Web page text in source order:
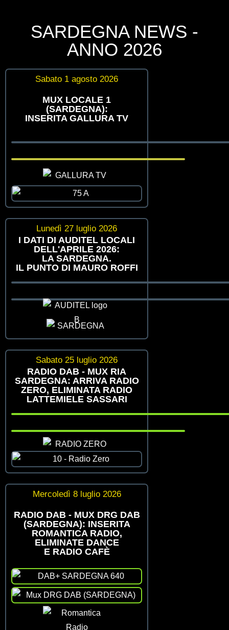
SARDEGNA NEWS -
ANNO 2026
Sabato 1 agosto 2026
MUX LOCALE 1
(SARDEGNA):
INSERITA GALLURA TV
Lunedì 27 luglio 2026
I DATI DI AUDITEL LOCALI
DELL'APRILE 2026:
LA SARDEGNA.
IL PUNTO DI MAURO ROFFI
Sabato 25 luglio 2026
RADIO DAB - MUX RIA
SARDEGNA: ARRIVA RADIO
ZERO, ELIMINATA RADIO
LATTEMIELE SASSARI
Mercoledì 8 luglio 2026
RADIO DAB - MUX DRG DAB
(SARDEGNA): INSERITA
ROMANTICA RADIO,
ELIMINATE DANCE
E RADIO CAFÈ